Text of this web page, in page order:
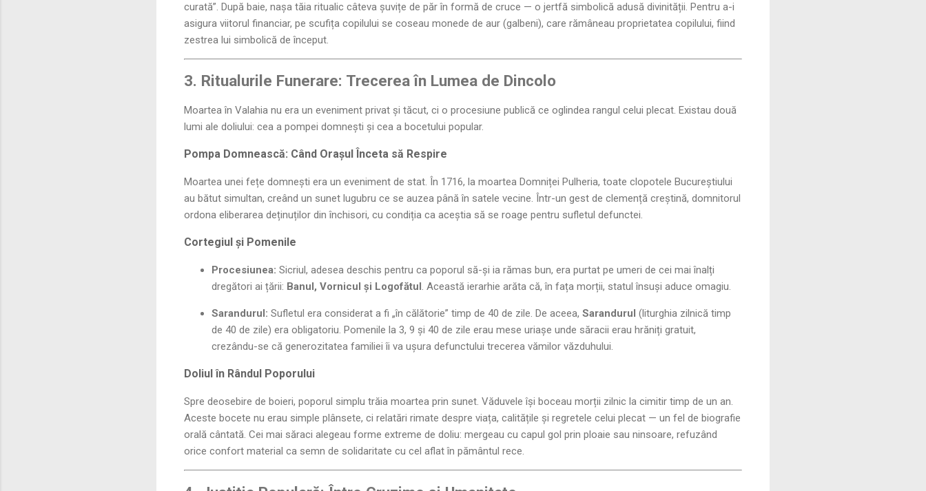
curată”. După baie, nașa tăia ritualic câteva șuvițe de păr în formă de cruce — o jertfă simbolică adusă divinității. Pentru a-i
asigura viitorul financiar, pe scufița copilului se coseau monede de aur (galbeni), care rămâneau proprietatea copilului, fiind
zestrea lui simbolică de început.
3. Ritualurile Funerare: Trecerea în Lumea de Dincolo
Moartea în Valahia nu era un eveniment privat și tăcut, ci o procesiune publică ce oglindea rangul celui plecat. Existau două
lumi ale doliului: cea a pompei domnești și cea a bocetului popular.
Pompa Domnească: Când Orașul Înceta să Respire
Moartea unei fețe domnești era un eveniment de stat. În 1716, la moartea Domniței Pulheria, toate clopotele Bucureștiului
au bătut simultan, creând un sunet lugubru ce se auzea până în satele vecine. Într-un gest de clemență creștină, domnitorul
ordona eliberarea deținuților din închisori, cu condiția ca aceștia să se roage pentru sufletul defunctei.
Cortegiul și Pomenile
Procesiunea: Sicriul, adesea deschis pentru ca poporul să-și ia rămas bun, era purtat pe umeri de cei mai înalți
dregători ai țării: Banul, Vornicul și Logofătul. Această ierarhie arăta că, în fața morții, statul însuși aduce omagiu.
Sarandurul: Sufletul era considerat a fi „în călătorie” timp de 40 de zile. De aceea, Sarandurul (liturghia zilnică timp
de 40 de zile) era obligatoriu. Pomenile la 3, 9 și 40 de zile erau mese uriașe unde săracii erau hrăniți gratuit,
crezându-se că generozitatea familiei îi va ușura defunctului trecerea vămilor văzduhului.
Doliul în Rândul Poporului
Spre deosebire de boieri, poporul simplu trăia moartea prin sunet. Văduvele își boceau morții zilnic la cimitir timp de un an.
Aceste bocete nu erau simple plânsete, ci relatări rimate despre viața, calitățile și regretele celui plecat — un fel de biografie
orală cântată. Cei mai săraci alegeau forme extreme de doliu: mergeau cu capul gol prin ploaie sau ninsoare, refuzând
orice confort material ca semn de solidaritate cu cel aflat în pământul rece.